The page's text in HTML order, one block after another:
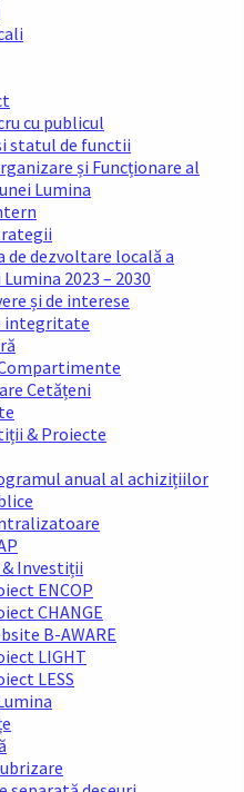
cu publicul
statul de functii
și Funcționare al
Lumina
de dezvoltare locală a
2023 – 2030
și de interese
integritate
Cetățeni
& Proiecte
anual al achizițiilor
Investiții
ENCOP
CHANGE
B-AWARE
LIGHT
LESS